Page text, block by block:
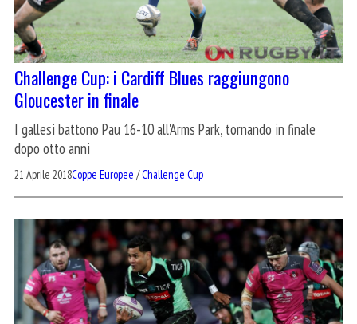
Challenge Cup: i Cardiff Blues raggiungono
Gloucester in finale
I gallesi battono Pau 16-10 all'Arms Park, tornando in finale
dopo otto anni
21 Aprile 2018Coppe Europee /Challenge Cup